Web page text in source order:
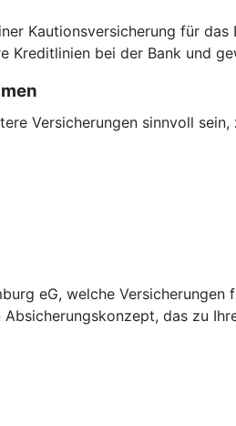
Kautionsversicherung für
bei der Bank und
Versicherungen sinnvoll sein,
eG, welche
das zu